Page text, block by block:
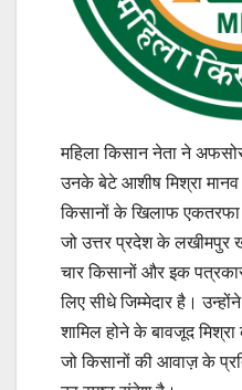
महिला किसान नेता ने
उनके बेटे आशीष मिश्रा
किसानों के खिलाफ एकतरफा
जो उत्तर प्रदेश के लखीमपुर
चार किसानों और इक
लिए सीधे जिम्मेदार है।
शामिल होने के बावजूद
जो किसानों की आवाज़ के